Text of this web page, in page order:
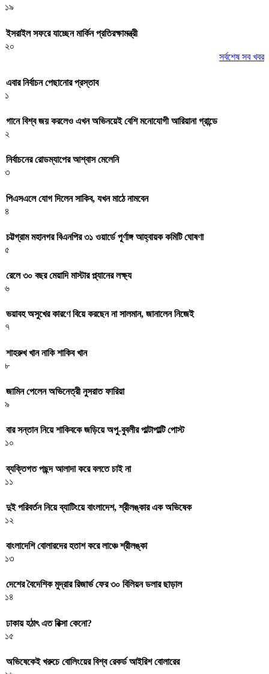
১৯
ইসরাইল সফরে যাচ্ছেন মার্কিন প্রতিরক্ষামন্ত্রী
২০
সর্বশেষ সব খবর
এবার নির্বাচন পেছানোর প্রস্তাব
১
গানে বিশ্ব জয় করলেও এখন অভিনয়েই বেশি মনোযোগী আরিয়ানা গ্রান্ডে
২
নির্বাচনের রোডম্যাপের আশ্বাস মেলেনি
৩
পিএসএলে যোগ দিলেন সাকিব, যখন মাঠে নামবেন
৪
চট্টগ্রাম মহানগর বিএনপির ৩১ ওয়ার্ডে পূর্ণাঙ্গ আহ্বায়ক কমিটি ঘোষণা
৫
রেলে ৩০ বছর মেয়াদি মাস্টার প্ল্যানের লক্ষ্য
৬
ভয়াবহ অসুখের কারণে বিয়ে করছেন না সালমান, জানালেন নিজেই
৭
শাহরুখ খান নাকি শাকিব খান
৮
জামিন পেলেন অভিনেত্রী নুসরাত ফারিয়া
৯
বার সন্তান নিয়ে শাকিবকে জড়িয়ে অপু-বুবলীর পাল্টাপাল্টি পোস্ট
১০
ব্যক্তিগত পছন্দ আলাদা করে বলতে চাই না
১১
দুই পরিবর্তন নিয়ে ব্যাটিংয়ে বাংলাদেশ, শ্রীলঙ্কার এক অভিষেক
১২
বাংলাদেশি বোলারদের হতাশ করে লাঞ্চে শ্রীলঙ্কা
১৩
দেশের বৈদেশিক মুদ্রার রিজার্ভ ফের ৩০ বিলিয়ন ডলার ছাড়াল
১৪
ঢাকায় হঠাৎ এত রিক্সা কেনো?
১৫
অভিষেকেই খরুচে বোলিংয়ের বিশ্ব রেকর্ড আইরিশ বোলারের